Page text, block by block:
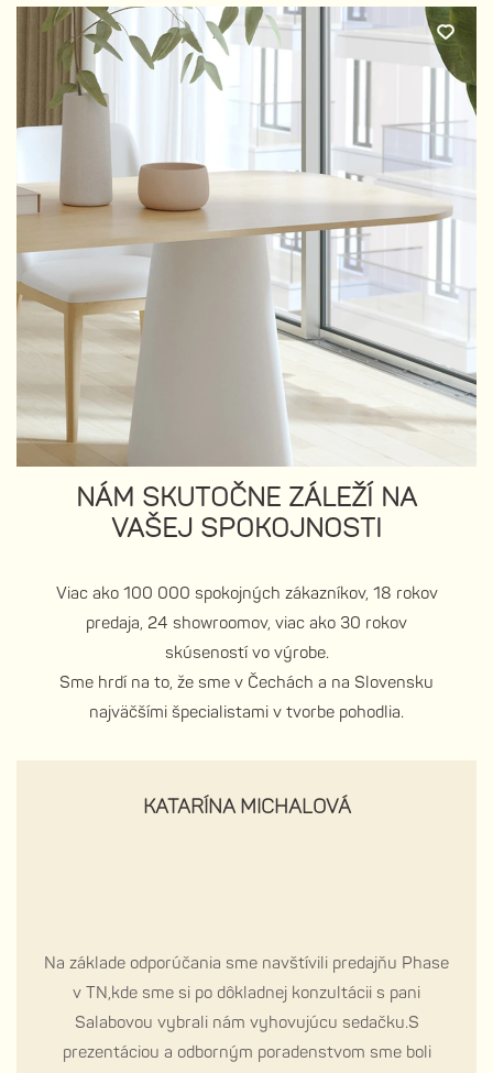
NÁM SKUTOČNE ZÁLEŽÍ NA
VAŠEJ SPOKOJNOSTI
Viac ako 100 000 spokojných zákazníkov, 18 rokov
predaja, 24 showroomov, viac ako 30 rokov
skúseností vo výrobe.
Sme hrdí na to, že sme v Čechách a na Slovensku
najväčšími špecialistami v tvorbe pohodlia.
KATARÍNA MICHALOVÁ
Na základe odporúčania sme navštívili predajňu Phase
v TN,kde sme si po dôkladnej konzultácii s pani
Salabovou vybrali nám vyhovujúcu sedačku.S
prezentáciou a odborným poradenstvom sme boli